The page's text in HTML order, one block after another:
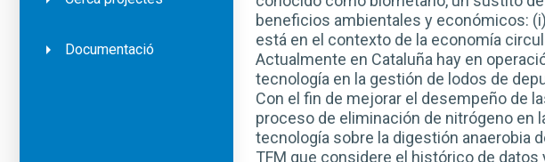
Documentació
beneficios ambientales y económicos:
está en el contexto de la economía
Actualmente en Cataluña hay en
tecnología en la gestión de lodos de
Con el fin de mejorar el desempeño de
proceso de eliminación de nitrógeno en
tecnología sobre la digestión anaerobia
TFM que considere el histórico de